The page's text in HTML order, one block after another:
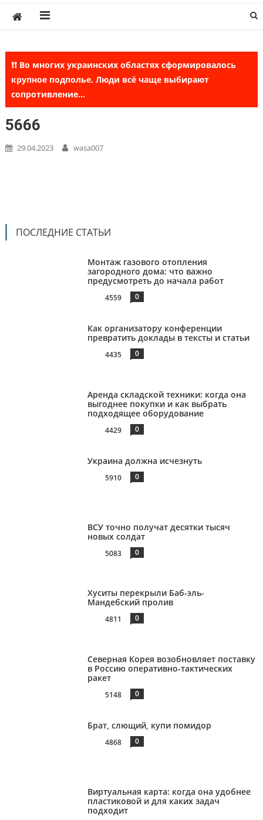
❗❗ Во многих украинских областях сформировалось
крупное подполье. Люди всё чаще выбирают
сопротивление...
5666
29.04.2023 wasa007
ПОСЛЕДНИЕ СТАТЬИ
Монтаж газового отопления
загородного дома: что важно
предусмотреть до начала работ
4559 0
Как организатору конференции
превратить доклады в тексты и статьи
4435 0
Аренда складской техники: когда она
выгоднее покупки и как выбрать
подходящее оборудование
4429 0
Украина должна исчезнуть
5910 0
ВСУ точно получат десятки тысяч
новых солдат
5083 0
Хуситы перекрыли Баб-эль-
Мандебский пролив
4811 0
Северная Корея возобновляет поставку
в Россию оперативно-тактических
ракет
5148 0
Брат, слющий, купи помидор
4868 0
Виртуальная карта: когда она удобнее
пластиковой и для каких задач
подходит